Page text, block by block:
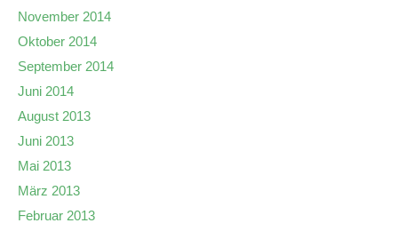
November 2014
Oktober 2014
September 2014
Juni 2014
August 2013
Juni 2013
Mai 2013
März 2013
Februar 2013